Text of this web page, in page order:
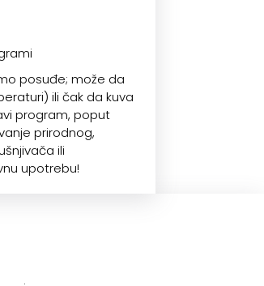
posuđe; može da
ili čak da kuva
program, poput
prirodnog,
ili
upotrebu!